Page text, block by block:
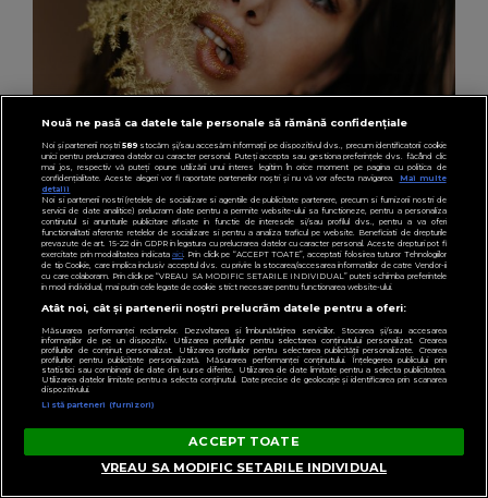
HOROSCOP
Ce tip de machiaj te avantajează în funcție de
zodie. Îți evidențiază cel mai bine
personalitatea
Nouă ne pasă ca datele tale personale să rămână confidențiale
Noi și partenerii noștri589stocăm și/sau accesăm informații pe dispozitivul dvs., precum identificatorii cookie
unici pentru prelucrarea datelor cu caracter personal. Puteți accepta sau gestiona preferințele dvs. făcând clic
mai jos, respectiv vă puteți opune utilizării unui interes legitim în orice moment pe pagina cu politica de
confidențialitate. Aceste alegeri vor fi raportate partenerilor noștri și nu vă vor afecta navigarea.
Mai multe
detalii
Noi si partenerii nostri (retelele de socializare si agentiile de publicitate partenere, precum si furnizorii nostri de
servicii de date analitice) prelucram date pentru a permite website-ului sa functioneze, pentru a personaliza
continutul si anunturile publicitare afisate in functie de interesele si/sau profilul dvs., pentru a va oferi
functionalitati aferente retelelor de socializare si pentru a analiza traficul pe website. Beneficiati de drepturile
prevazute de art. 15-22 din GDPR in legatura cu prelucrarea datelor cu caracter personal. Aceste drepturi pot fi
exercitate prin modalitatea indicataaici. Prin click pe “ACCEPT TOATE”, acceptati folosirea tuturor Tehnologiilor
de tip Cookie, care implica inclusiv acceptul dvs. cu privire la stocarea/accesarea informatiilor de catre Vendor-ii
cu care colaboram. Prin click pe “VREAU SA MODIFIC SETARILE INDIVIDUAL” puteti schimba preferintele
in mod individual, mai putin cele legate de cookie strict necesare pentru functionarea website-ului.
Atât noi, cât și partenerii noștri prelucrăm datele pentru a oferi:
Măsurarea performanței reclamelor. Dezvoltarea și îmbunătățirea serviciilor. Stocarea și/sau accesarea
informațiilor de pe un dispozitiv. Utilizarea profilurilor pentru selectarea conținutului personalizat. Crearea
profilurilor de conținut personalizat. Utilizarea profilurilor pentru selectarea publicității personalizate. Crearea
profilurilor pentru publicitate personalizată. Măsurarea performanței conținutului. Înțelegerea publicului prin
statistici sau combinații de date din surse diferite. Utilizarea de date limitate pentru a selecta publicitatea.
Utilizarea datelor limitate pentru a selecta conținutul. Date precise de geolocație și identificarea prin scanarea
dispozitivului.
Listă parteneri (furnizori)
ACCEPT TOATE
VREAU SA MODIFIC SETARILE INDIVIDUAL